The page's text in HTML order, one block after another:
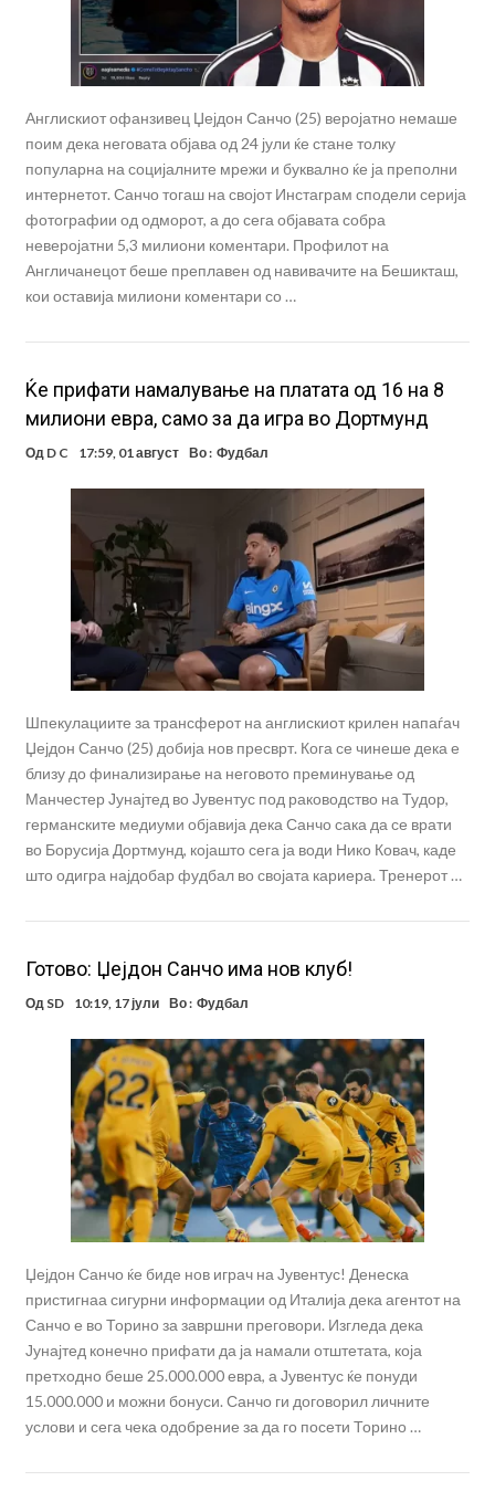
Англискиот офанзивец Џејдон Санчо (25) веројатно немаше
поим дека неговата објава од 24 јули ќе стане толку
популарна на социјалните мрежи и буквално ќе ја преполни
интернетот. Санчо тогаш на својот Инстаграм сподели серија
фотографии од одморот, а до сега објавата собра
неверојатни 5,3 милиони коментари. Профилот на
Англичанецот беше преплавен од навивачите на Бешикташ,
кои оставија милиони коментари со …
Ќе прифати намалување на платата од 16 на 8
милиони евра, само за да игра во Дортмунд
Од D C 17:59, 01 август Во : Фудбал
Шпекулациите за трансферот на англискиот крилен напаѓач
Џејдон Санчо (25) добија нов пресврт. Кога се чинеше дека е
близу до финализирање на неговото преминување од
Манчестер Јунајтед во Јувентус под раководство на Тудор,
германските медиуми објавија дека Санчо сака да се врати
во Борусија Дортмунд, којашто сега ја води Нико Ковач, каде
што одигра најдобар фудбал во својата кариера. Тренерот …
Готово: Џејдон Санчо има нов клуб!
Од SD 10:19, 17 јули Во : Фудбал
Џејдон Санчо ќе биде нов играч на Јувентус! Денеска
пристигнаа сигурни информации од Италија дека агентот на
Санчо е во Торино за завршни преговори. Изгледа дека
Јунајтед конечно прифати да ја намали отштетата, која
претходно беше 25.000.000 евра, а Јувентус ќе понуди
15.000.000 и можни бонуси. Санчо ги договорил личните
услови и сега чека одобрение за да го посети Торино …